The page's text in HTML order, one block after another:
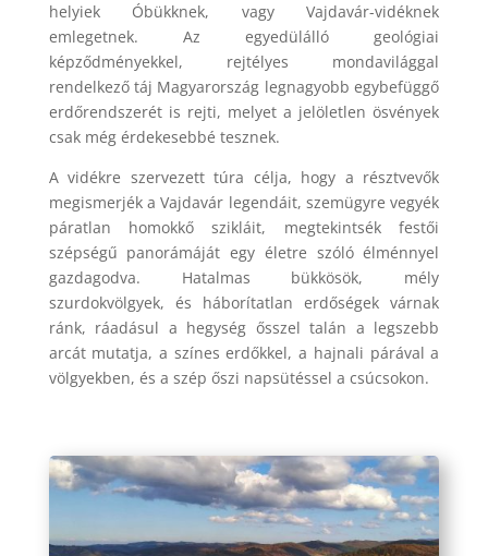
helyiek Óbükknek, vagy Vajdavár-vidéknek
emlegetnek. Az egyedülálló geológiai
képződményekkel, rejtélyes mondavilággal
rendelkező táj Magyarország legnagyobb egybefüggő
erdőrendszerét is rejti, melyet a jelöletlen ösvények
csak még érdekesebbé tesznek.
A vidékre szervezett túra célja, hogy a résztvevők
megismerjék a Vajdavár legendáit, szemügyre vegyék
páratlan homokkő szikláit, megtekintsék festői
szépségű panorámáját egy életre szóló élménnyel
gazdagodva. Hatalmas bükkösök, mély
szurdokvölgyek, és háborítatlan erdőségek várnak
ránk, ráadásul a hegység ősszel talán a legszebb
arcát mutatja, a színes erdőkkel, a hajnali párával a
völgyekben, és a szép őszi napsütéssel a csúcsokon.